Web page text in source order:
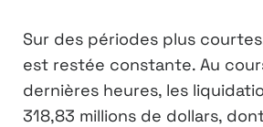
Sur des périodes plus
est restée constante. Au
dernières heures, les
318,83 millions de dollars,